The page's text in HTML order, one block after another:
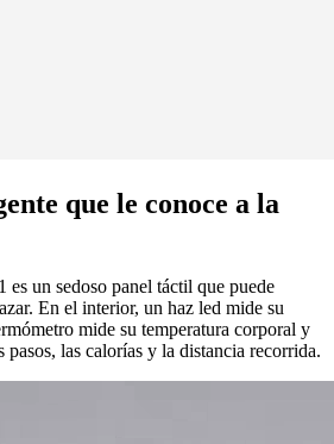
que le conoce a la
un sedoso panel táctil que puede
En el interior, un haz led mide su
mide su temperatura corporal y
pasos, las calorías y la distancia recorrida.